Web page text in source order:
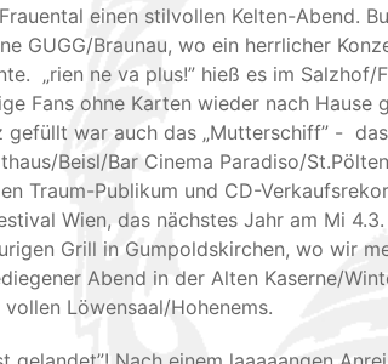
einen stilvollen Kelten-Abend.
GUGG/Braunau, wo ein herrlicher
„rien ne va plus!” hieß es im Salzhof/
Fans ohne Karten wieder nach Hause
gefüllt war auch das „Mutterschiff” -
Beisl/Bar Cinema Paradiso/
Traum-Publikum und CD-
Wien, das nächstes Jahr am Mi
Grill in Gumpoldskirchen, wo wir
Abend in der Alten Kaserne/
Löwensaal/Hohenems.